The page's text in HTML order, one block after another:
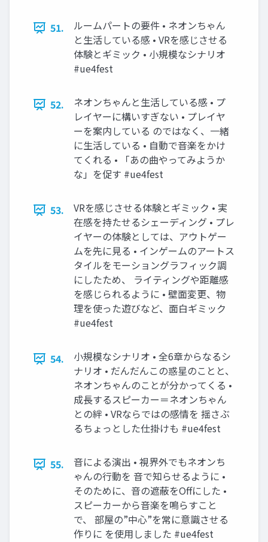
51.
ルームパートの要件 • ネオンちゃん
と生活している感 • VRを感じさせる
体験とギミック • 小規模なシナリオ
#ue4fest
52.
ネオンちゃんと生活している感 • プ
レイヤーに構いすぎない • プレイヤ
ーを案内している のではなく、一緒
に生活している • 自動で音楽をかけ
てくれる • 「あの曲やってみようか
な」を促す #ue4fest
53.
VRを感じさせる体験とギミック • 実
在感を持たせるシェーディング • プレ
イヤーの体験としては、アウトゲー
ムを先に見る • インゲームのアートス
タイルをモーショングラフィック調
にしたため、 ライティングや距離感
を感じられるように • 壁面変更、物
理を使った遊びなど、面白ギミック
#ue4fest
54.
小規模なシナリオ • 全6章からなるシ
ナリオ • だんだんこの惑星のことと、
ネオンちゃんのことが分かってくる •
成長するスピーカー＝ネオンちゃん
との絆 • VRならではの感情を 揺さぶ
るちょっとした仕掛けも #ue4fest
55.
音による演出 • 視界外でもネオンち
ゃんの行動を 音で知らせるように •
そのために、音の遮蔽をOffにした •
スピーカーから音楽を鳴らすこと
で、 部屋の”中心”を常に意識させる
作りに を使用しました #ue4fest